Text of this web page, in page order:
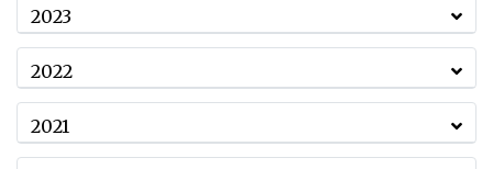
2023
2022
2021